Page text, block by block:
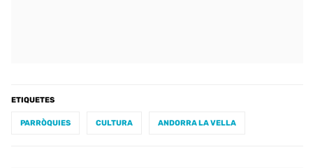
ETIQUETES
PARRÒQUIES CULTURA ANDORRA LA VELLA